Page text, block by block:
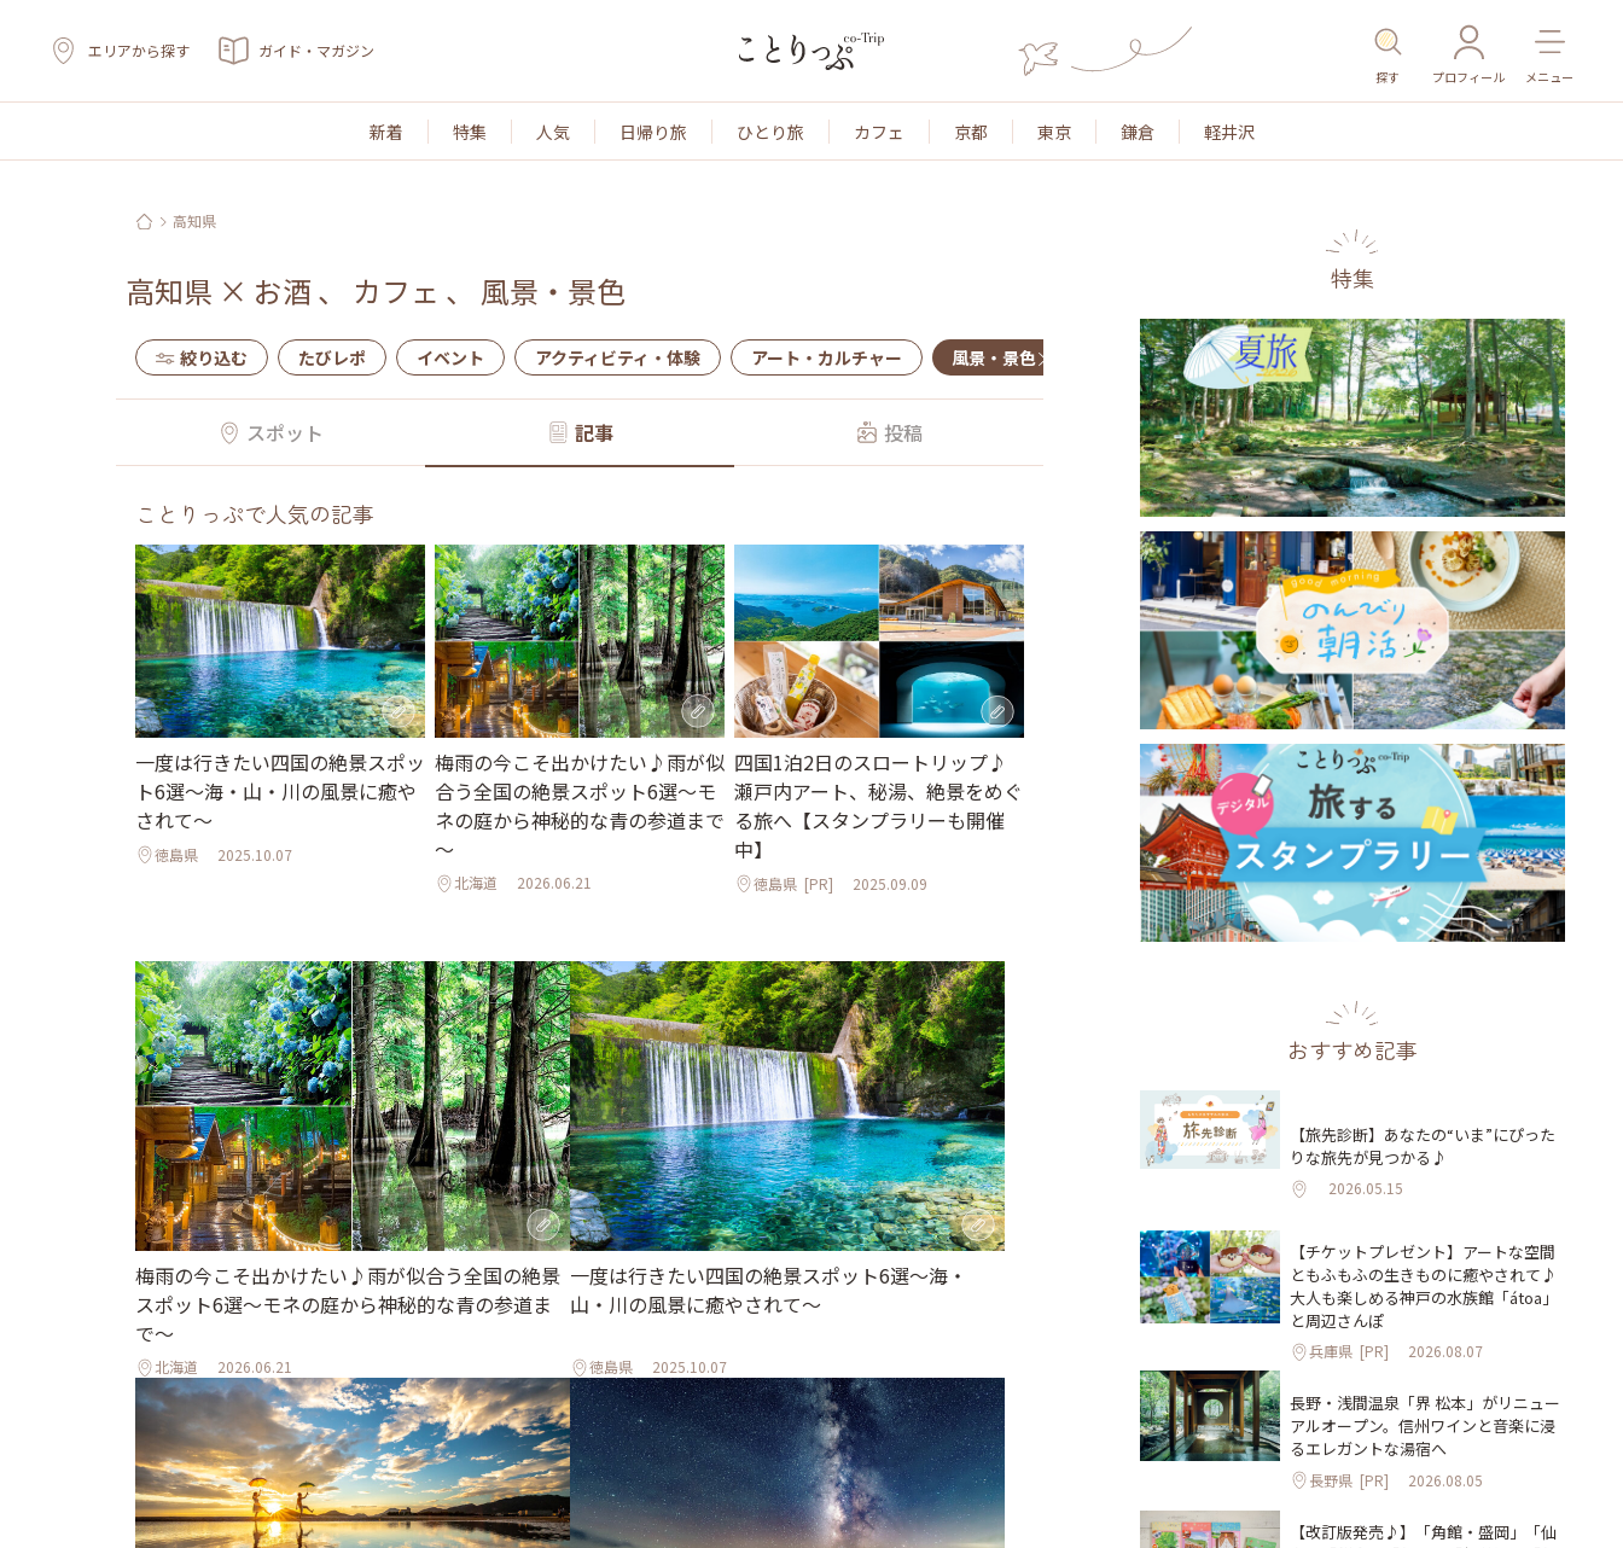
エリアから探す ガイド・マガジン
探す プロフィール メニュー
新着 特集 人気 日帰り旅 ひとり旅 カフェ 京都 東京 鎌倉 軽井沢
高知県
高知県 × お酒 、 カフェ 、 風景・景色
絞り込む たびレポ イベント アクティビティ・体験 アート・カルチャー 風景・景色 名所・旧跡 温泉・スパ その他施設 ごはん
スポット 記事 投稿
ことりっぷで人気の記事
一度は行きたい四国の絶景スポッ
ト6選〜海・山・川の風景に癒や
されて〜
徳島県 2025.10.07
梅雨の今こそ出かけたい♪雨が似
合う全国の絶景スポット6選～モ
ネの庭から神秘的な青の参道まで
～
北海道 2026.06.21
四国1泊2日のスロートリップ♪
瀬戸内アート、秘湯、絶景をめぐ
る旅へ【スタンプラリーも開催
中】
徳島県 [PR] 2025.09.09
梅雨の今こそ出かけたい♪雨が似合う全国の絶景
スポット6選～モネの庭から神秘的な青の参道ま
で～
北海道 2026.06.21
一度は行きたい四国の絶景スポット6選〜海・
山・川の風景に癒やされて〜
徳島県 2025.10.07
特集
おすすめ記事
【旅先診断】あなたの“いま”にぴった
りな旅先が見つかる♪
2026.05.15
【チケットプレゼント】アートな空間
ともふもふの生きものに癒やされて♪
大人も楽しめる神戸の水族館「átoa」
と周辺さんぽ
兵庫県 [PR] 2026.08.07
長野・浅間温泉「界 松本」がリニュー
アルオープン。信州ワインと音楽に浸
るエレガントな湯宿へ
長野県 [PR] 2026.08.05
【改訂版発売♪】「角館・盛岡」「仙